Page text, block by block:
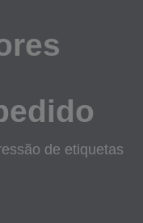
de etiquetas